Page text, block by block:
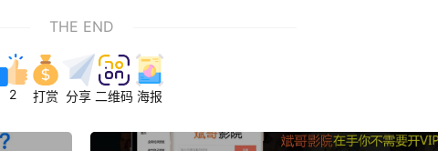
THE END
2 打赏 分享 二维码 海报